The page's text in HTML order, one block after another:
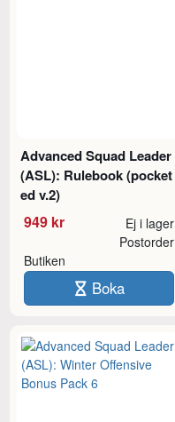
Advanced Squad Leader
(ASL): Rulebook (pocket
ed v.2)
949 kr Ej i lager
Butiken
Postorder
Boka